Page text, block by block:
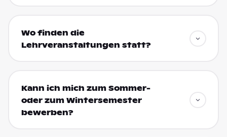
Wo finden die
Lehrveranstaltungen statt?
Kann ich mich zum Sommer-
oder zum Wintersemester
bewerben?